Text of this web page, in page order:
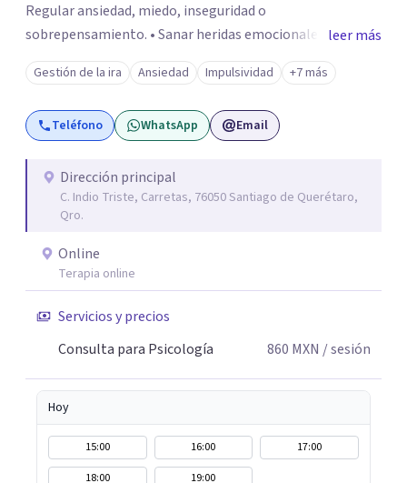
Regular ansiedad, miedo, inseguridad o
sobrepensamiento. • Sanar heridas emocionales y
fortalecer tu autoestima. . Comprender por qué repites
ciertos patrones o emociones. Puedes superar lo que te
preocupa y lograr tus objetivos más pronto de lo que
imaginas. Contáctame por Wahtsapp. Puedo ayudarte.
leer más
Gestión de la ira Ansiedad Impulsividad +7 más
Teléfono WhatsApp Email
Dirección principal
C. Indio Triste, Carretas, 76050 Santiago de Querétaro,
Qro.
Online
Terapia online
Servicios y precios
Consulta para Psicología
860 MXN / sesión
Hoy
15:00 16:00
17:00
18:00
19:00